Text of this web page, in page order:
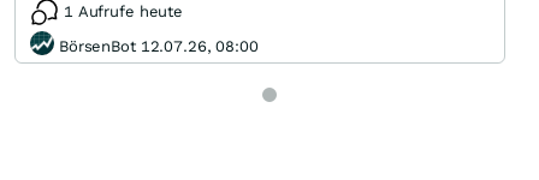
1 Aufrufe heute
BörsenBot 12.07.26, 08:00